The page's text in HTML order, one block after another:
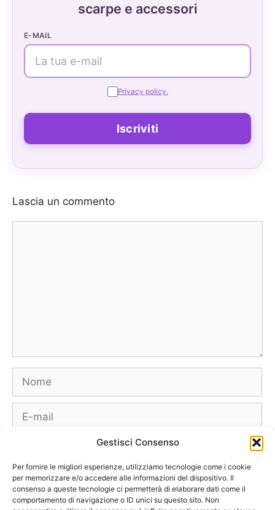
Gestisci Consenso
Per fornire le migliori esperienze, utilizziamo tecnologie come i cookie
per memorizzare e/o accedere alle informazioni del dispositivo. Il
consenso a queste tecnologie ci permetterà di elaborare dati come il
comportamento di navigazione o ID unici su questo sito. Non
scarpe e accessori
E-MAIL
Privacy policy.
Lascia un commento
Nome
E-
mail
web